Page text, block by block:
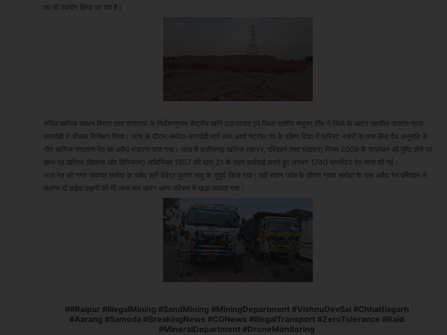
का भी उपयोग किया जा रहा है।
सचिव खनिज साधन विभाग तथा संचालक के निर्देशानुसार केंद्रीय खनि उड़नदस्ता एवं जिला स्तरीय संयुक्त टीम ने जिले के आरंग तहसील अंतर्गत ग्राम
कागदेही में औचक निरीक्षण किया। जांच के दौरान समोदा-कागदेही मार्ग तथा आर्या पेट्रोल पंप के दक्षिण दिशा में फॉरेस्ट नर्सरी के पास बिना वैध अनुमति के
गौण खनिज साधारण रेत का अवैध भंडारण पाया गया। जांच में छत्तीसगढ़ खनिज (खनन, परिवहन तथा भंडारण) नियम 2009 के उल्लंघन की पुष्टि होने पर
खान एवं खनिज (विकास और विनियमन) अधिनियम 1957 की धारा 21 के तहत कार्रवाई करते हुए लगभग 1740 घनमीटर रेत जप्त की गई।
जप्त रेत को नगर पंचायत समोदा के पार्षद श्री देवेंद्र कुमार साहू के सुपुर्द किया गया। वहीं सघन जांच के दौरान ग्राम समोदा के पास अवैध रेत परिवहन में
संलग्न दो हाईवा वाहनों को भी जप्त कर आरंग थाना परिसर में खड़ा कराया गया।
#Raipur #IllegalMining #SandMining #MiningDepartment #VishnuDevSai #Chhattisgarh
#Aarang #Samoda #BreakingNews #CGNews #IllegalTransport #ZeroTolerance #Raid
#MineralDepartment #DroneMonitoring